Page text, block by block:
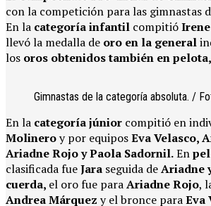
con la competición para las gimnastas
En la categoría infantil compitió
llevó la medalla de oro en la general
los oros obtenidos también en
Gimnastas de la categoría absoluta. /
En la categoría júnior compitió en
Molineroy por equiposEva Velasco,
Ariadne Rojo y Paola Sadornil.En
clasificada fueJara seguida deAriadne
cuerda, el oro fue paraAriadne Rojo,
Andrea Márquez y el bronce paraEva